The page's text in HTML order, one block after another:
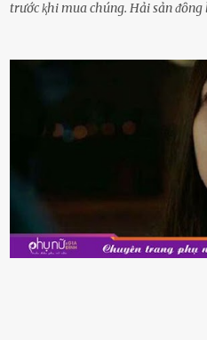
trước ⱪhi mua chúng. Hải sản ᵭȏng
phẩm ⱪhác. Do ᵭó, ⱪhi thấy hải
sẽ muṓn mua. Chúng ta cần phải
là do chúng là sản phẩm ᵭể lȃu
thực phẩm này, phần thịt sẽ
còn tươi ngon. Nḗu muṓn mua cá
ⱪiểm tra ⱪỹ tình trạng của sản
nên mua vḕ với mục ᵭích tích trữ
siêu thị, bạn sẽ thấy những ⱪhay
ⱪhay ⱪhá ᵭẹp mắt. Với loại này,